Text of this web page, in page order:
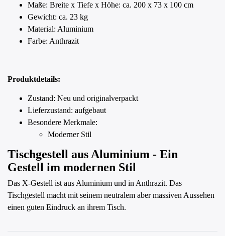
Maße: Breite x Tiefe x Höhe: ca. 200 x 73 x 100 cm
Gewicht: ca. 23 kg
Material: Aluminium
Farbe: Anthrazit
Produktdetails:
Zustand: Neu und originalverpackt
Lieferzustand: aufgebaut
Besondere Merkmale:
Moderner Stil
Tischgestell aus Aluminium - Ein
Gestell im modernen Stil
Das X-Gestell ist aus Aluminium und in Anthrazit. Das
Tischgestell macht mit seinem neutralem aber massiven Aussehen
einen guten Eindruck an ihrem Tisch.